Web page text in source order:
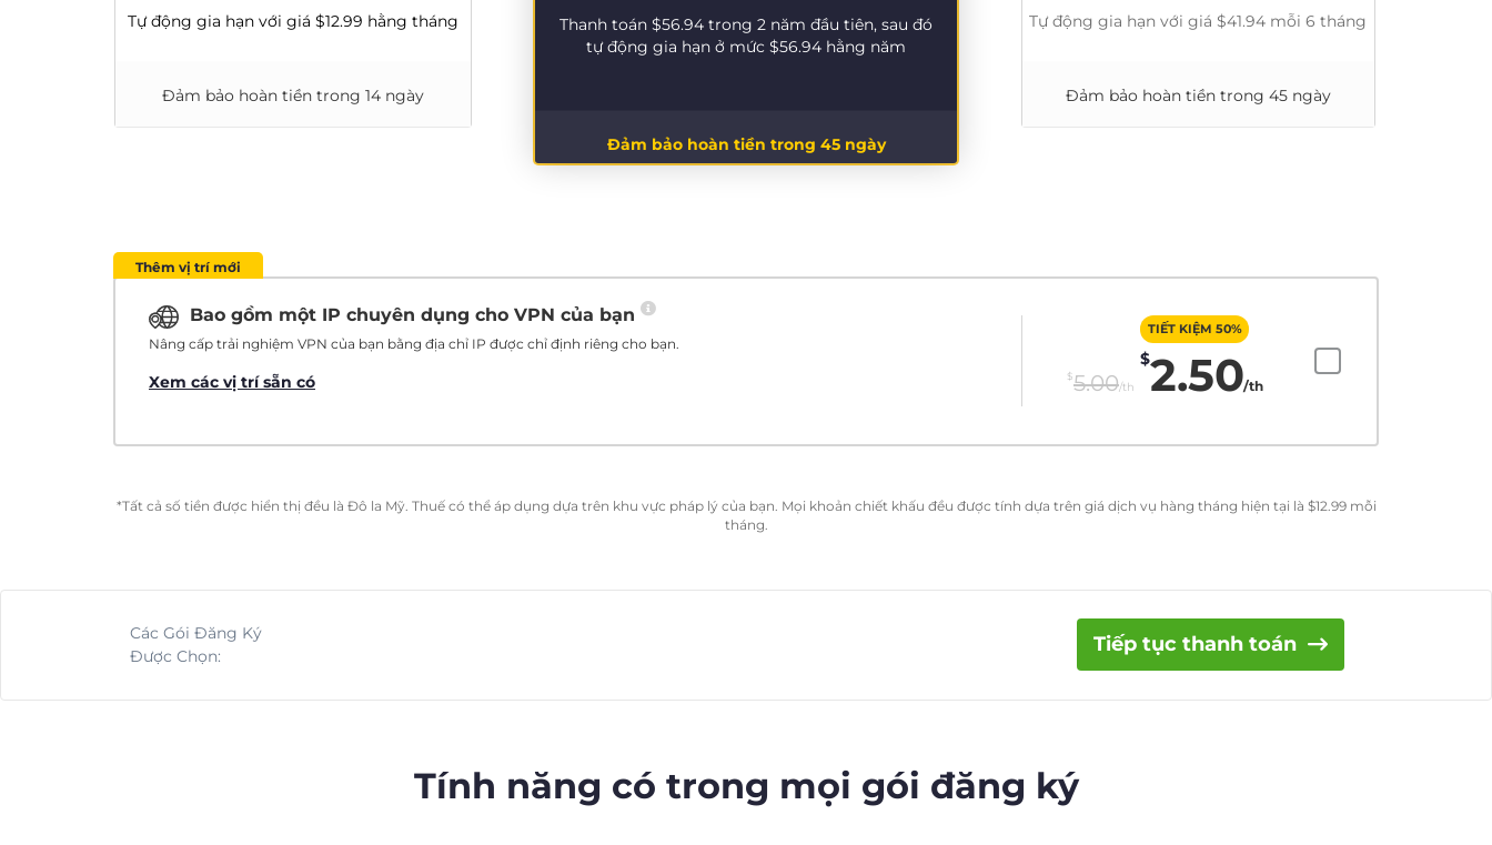
Thanh toán $56.94 trong 2 năm đầu tiên, sau đó
tự động gia hạn ở mức $56.94 hằng năm
Đảm bảo hoàn tiền trong 45 ngày
Tự động gia hạn với giá $41.94 mỗi 6 tháng
Đảm bảo hoàn tiền trong 45 ngày
Tự động gia hạn với giá $12.99 hằng tháng
Đảm bảo hoàn tiền trong 14 ngày
Thêm vị trí mới
Bao gồm một IP chuyên dụng cho VPN của bạn
Nâng cấp trải nghiệm VPN của bạn bằng địa chỉ IP được chỉ định riêng cho bạn.
Xem các vị trí sẵn có $5.00/th
TIẾT KIỆM 50%
$2.50/th
*Tất cả số tiền được hiển thị đều là Đô la Mỹ. Thuế có thể áp dụng dựa trên khu vực pháp lý của bạn. Mọi khoản chiết khấu đều được tính dựa trên giá dịch vụ hàng tháng hiện tại là $12.99mỗi
tháng.
Các Gói Đăng Ký
Được Chọn:
Tiếp tục thanh toán
Tính năng có trong mọi gói đăng ký